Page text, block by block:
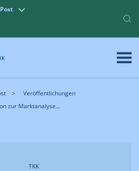
Veröffentlichungen
zur Marktanalyse...
TKK